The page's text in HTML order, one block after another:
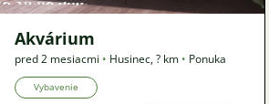
Akvárium
pred 2 mesiacmi • Husinec,? km • Ponuka
Vybavenie